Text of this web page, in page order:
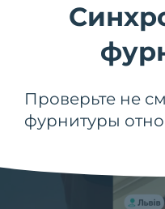
Проверьте не
фурнитуры